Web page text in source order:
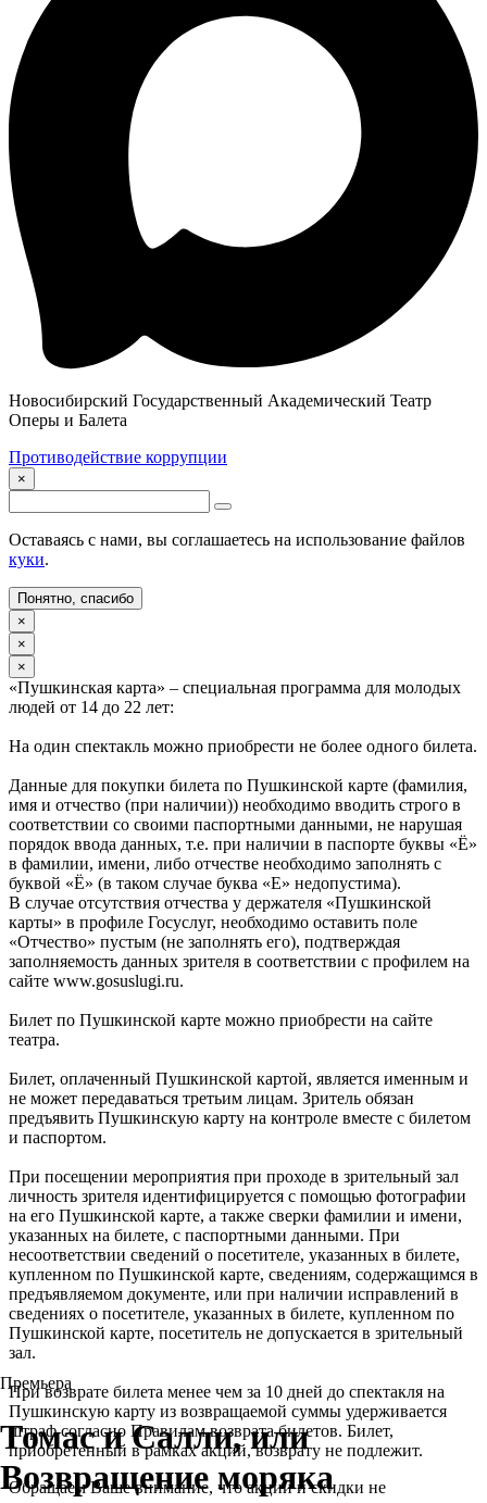
Премьера
Томас и Салли, или
Возвращение моряка
Новосибирский Государственный Академический Театр
Оперы и Балета
Противодействие коррупции
×
Оставаясь с нами, вы соглашаетесь на использование файлов
куки.
Понятно, спасибо
×
×
×
«Пушкинская карта» – специальная программа для молодых
людей от 14 до 22 лет:
На один спектакль можно приобрести не более одного билета.
Данные для покупки билета по Пушкинской карте (фамилия,
имя и отчество (при наличии)) необходимо вводить строго в
соответствии со своими паспортными данными, не нарушая
порядок ввода данных, т.е. при наличии в паспорте буквы «Ё»
в фамилии, имени, либо отчестве необходимо заполнять с
буквой «Ё» (в таком случае буква «Е» недопустима).
В случае отсутствия отчества у держателя «Пушкинской
карты» в профиле Госуслуг, необходимо оставить поле
«Отчество» пустым (не заполнять его), подтверждая
заполняемость данных зрителя в соответствии с профилем на
сайте www.gosuslugi.ru.
Билет по Пушкинской карте можно приобрести на сайте
театра.
Билет, оплаченный Пушкинской картой, является именным и
не может передаваться третьим лицам. Зритель обязан
предъявить Пушкинскую карту на контроле вместе с билетом
и паспортом.
При посещении мероприятия при проходе в зрительный зал
личность зрителя идентифицируется с помощью фотографии
на его Пушкинской карте, а также сверки фамилии и имени,
указанных на билете, с паспортными данными. При
несоответствии сведений о посетителе, указанных в билете,
купленном по Пушкинской карте, сведениям, содержащимся в
предъявляемом документе, или при наличии исправлений в
сведениях о посетителе, указанных в билете, купленном по
Пушкинской карте, посетитель не допускается в зрительный
зал.
При возврате билета менее чем за 10 дней до спектакля на
Пушкинскую карту из возвращаемой суммы удерживается
штраф согласно Правилам возврата билетов. Билет,
приобретенный в рамках акций, возврату не подлежит.
Обращаем Ваше внимание, что акции и скидки не